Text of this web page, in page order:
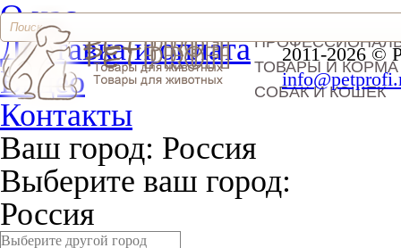
О нас
Доставка и оплата
Видео
Контакты
Ваш город: Россия
Выберите ваш город:
Россия
ТОВАРЫ И
СОБАК И КОШЕК
2011-2026 ©